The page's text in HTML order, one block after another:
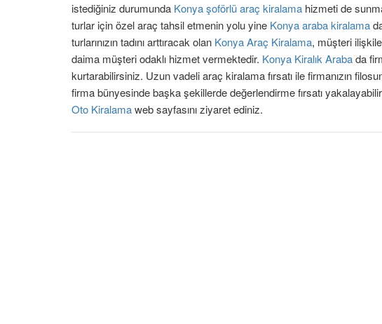
istediğiniz durumunda Konya şoförlü araç kiralama hizmeti de
turlar için özel araç tahsil etmenin yolu yine Konya araba kiralama
turlarınızın tadını arttıracak olan Konya Araç Kiralama, müşteri
daima müşteri odaklı hizmet vermektedir. Konya Kiralık Arabada
kurtarabilirsiniz. Uzun vadeli araç kiralama fırsatı ile firmanızın
firma bünyesinde başka şekillerde değerlendirme fırsatı
Oto Kiralamaweb sayfasını ziyaret ediniz.